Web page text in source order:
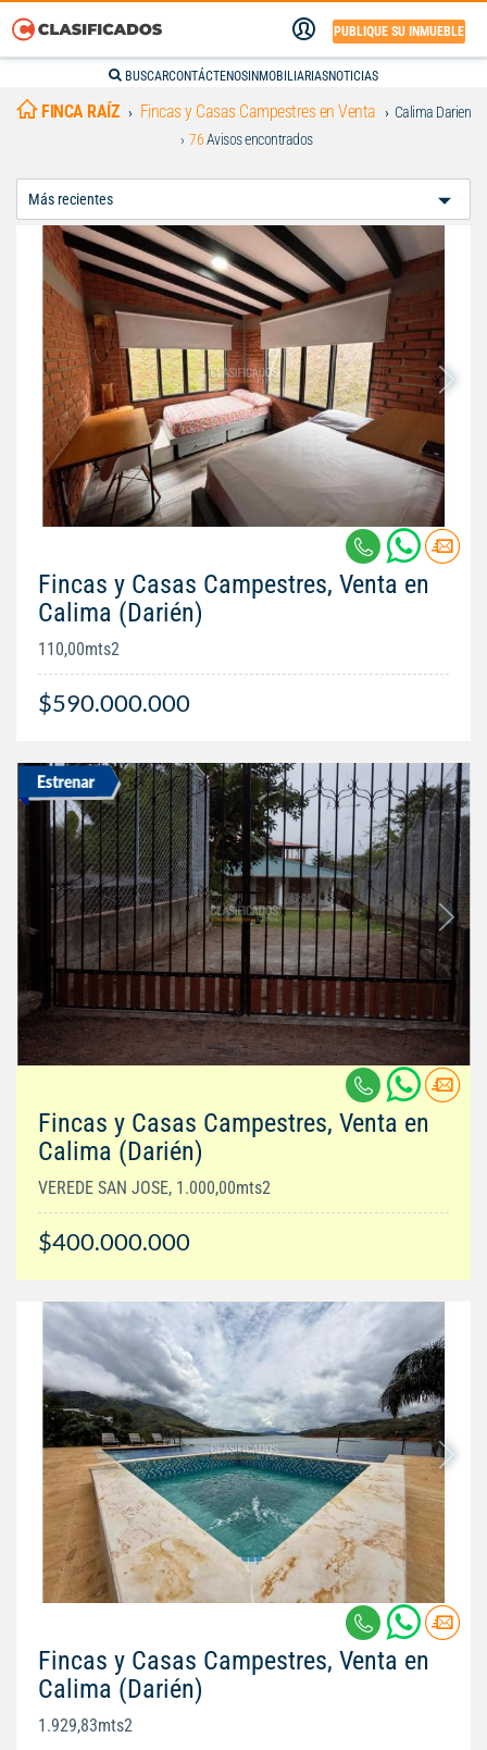
PUBLIQUE SU INMUEBLE
BUSCARCONTÁCTENOS INMOBILIARIASNOTICIAS
FINCA RAÍZ Fincas y Casas Campestres en Venta
Calima Darien
76Avisos encontrados
Fincas y Casas Campestres, Venta en
Calima (Darién)
110,00mts2
$590.000.000
Fincas y Casas Campestres, Venta en
Calima (Darién)
VEREDE SAN JOSE, 1.000,00mts2
$400.000.000
Fincas y Casas Campestres, Venta en
Calima (Darién)
1.929,83mts2